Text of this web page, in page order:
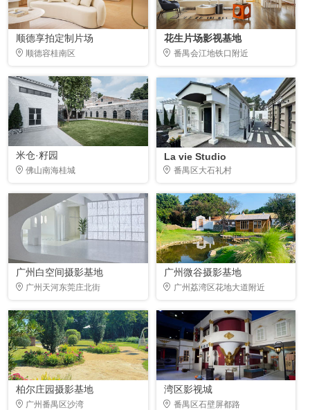
顺德享拍定制片场
顺德容桂南区
花生片场影视基地
番禺会江地铁口附近
米仓·籽园
佛山南海桂城
La vie Studio
番禺区大石礼村
广州白空间摄影基地
广州天河东莞庄北街
广州微谷摄影基地
广州荔湾区花地大道附近
柏尔庄园摄影基地
广州番禺区沙湾
湾区影视城
番禺区石壁屏都路